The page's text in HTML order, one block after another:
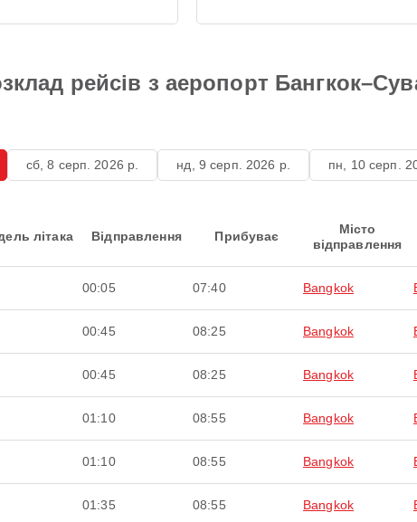
рейсів з аеропорт
сб, 8 серп. 2026 р. нд, 9 серп. 2026 р. пн, 10 серп.
літака Відправлення Прибуває
Місто
відправлення
00:05 07:40 Bangkok
00:45 08:25 Bangkok
00:45 08:25 Bangkok
01:10 08:55 Bangkok
01:10 08:55 Bangkok
01:35 08:55 Bangkok